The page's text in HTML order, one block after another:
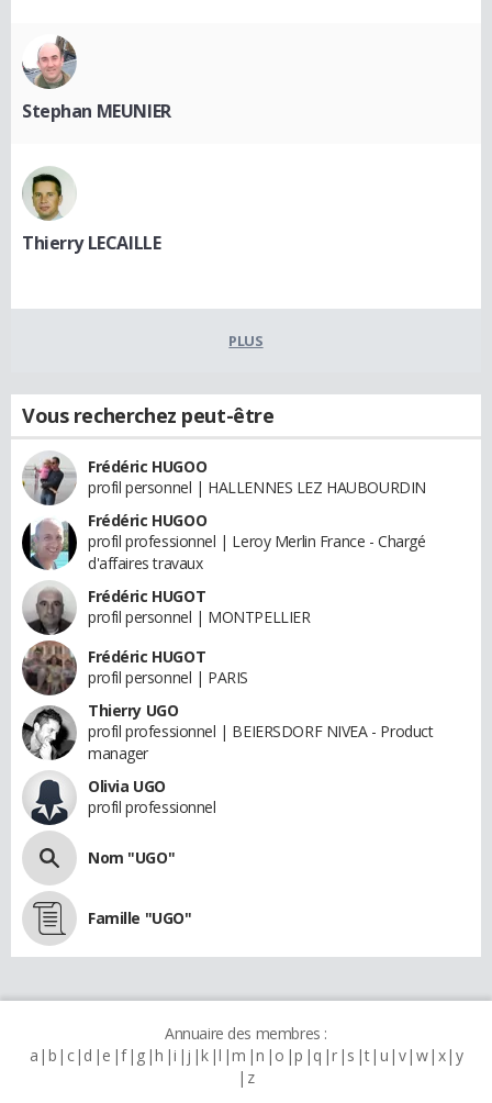
Stephan MEUNIER
Thierry LECAILLE
PLUS
Vous recherchez peut-être
Frédéric HUGOO
profil personnel | HALLENNES LEZ HAUBOURDIN
Frédéric HUGOO
profil professionnel | Leroy Merlin France - Chargé
d'affaires travaux
Frédéric HUGOT
profil personnel | MONTPELLIER
Frédéric HUGOT
profil personnel | PARIS
Thierry UGO
profil professionnel | BEIERSDORF NIVEA - Product
manager
Olivia UGO
profil professionnel
Nom "UGO"
Famille "UGO"
Annuaire des membres :
a b c d e f g h i j k l m n o p q r s t u v w x y
z